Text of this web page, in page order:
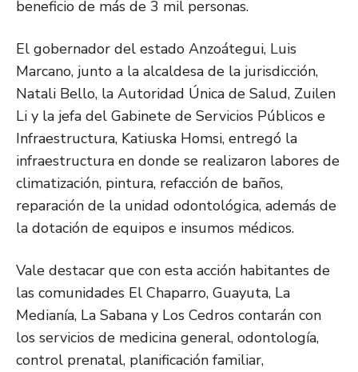
beneficio de más de 3 mil personas.
El gobernador del estado Anzoátegui, Luis
Marcano, junto a la alcaldesa de la jurisdicción,
Natali Bello, la Autoridad Única de Salud, Zuilen
Li y la jefa del Gabinete de Servicios Públicos e
Infraestructura, Katiuska Homsi, entregó la
infraestructura en donde se realizaron labores de
climatización, pintura, refacción de baños,
reparación de la unidad odontológica, además de
la dotación de equipos e insumos médicos.
Vale destacar que con esta acción habitantes de
las comunidades El Chaparro, Guayuta, La
Medianía, La Sabana y Los Cedros contarán con
los servicios de medicina general, odontología,
control prenatal, planificación familiar,